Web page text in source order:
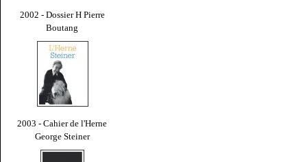
2002 - Dossier H Pierre
Boutang
2003 - Cahier de l'Herne
George Steiner